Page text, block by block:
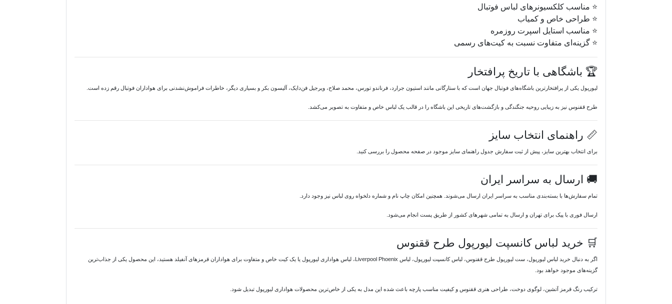
⭐ مناسب کلکسیونرهای لباس فوتبال
⭐ طراحی خاص و کمیاب
⭐ مناسب استایل اسپرت روزمره
⭐ گزینه‌ای متفاوت نسبت به کیت‌های رسمی
🏆 باشگاهی با تاریخ پرافتخار
لیورپول یکی از پرافتخارترین باشگاه‌های فوتبال جهان است که با ستارگانی مانند استیون جرارد، فرناندو تورس، محمد صلاح، ویرجیل فن‌دایک، آلیسون بکر و بسیاری دیگر، خاطرات فراموش‌نشدنی برای هواداران فوتبال رقم زده است.
طرح ققنوس نیز به زیبایی روحیه جنگندگی و بازگشت‌های تاریخی این باشگاه را در قالب یک لباس خاص و متفاوت به تصویر می‌کشد.
📏 راهنمای انتخاب سایز
برای انتخاب بهترین سایز، پیش از ثبت سفارش جدول راهنمای سایز موجود در صفحه محصول را بررسی کنید.
🚚 ارسال به سراسر ایران
تمام سفارش‌ها با بسته‌بندی مناسب به سراسر ایران ارسال می‌شوند. همچنین امکان چاپ نام و شماره دلخواه روی لباس نیز وجود دارد.
ارسال فوری با پیک برای تهران و ارسال به تمامی شهرهای کشور از طریق پست انجام می‌شود.
🛒 خرید لباس کانسپت لیورپول طرح ققنوس
اگر به دنبال خرید لباس لیورپول، ست لیورپول طرح ققنوس، لباس کانسپت لیورپول، لباس Liverpool Phoenix، لباس هواداری لیورپول یا یک کیت خاص و متفاوت برای هواداران قرمزهای آنفیلد هستید، این محصول یکی از جذاب‌ترین
گزینه‌های موجود خواهد بود.
ترکیب رنگ قرمز آتشین، لوگوی دوخت، طراحی هنری ققنوس و کیفیت مناسب پارچه باعث شده این مدل به یکی از خاص‌ترین محصولات هواداری لیورپول تبدیل شود.